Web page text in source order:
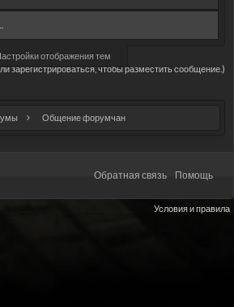
отображения тем
зарегистрироваться, чтобы разместить сообщение.)
Общение форумчан
Обратная связь Помощь
Условия и правила